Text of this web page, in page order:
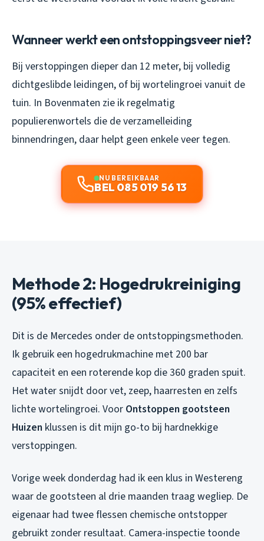
Wanneer werkt een ontstoppingsveer niet?
Bij verstoppingen dieper dan 12 meter, bij volledig
dichtgeslibde leidingen, of bij wortelingroei vanuit de
tuin. In Bovenmaten zie ik regelmatig
populierenwortels die de verzamelleiding
binnendringen, daar helpt geen enkele veer tegen.
NU BEREIKBAAR
BEL 085 019 56 13
Methode 2: Hogedrukreiniging
(95% effectief)
Dit is de Mercedes onder de ontstoppingsmethoden.
Ik gebruik een hogedrukmachine met 200 bar
capaciteit en een roterende kop die 360 graden spuit.
Het water snijdt door vet, zeep, haarresten en zelfs
lichte wortelingroei. Voor Ontstoppen gootsteen
Huizen klussen is dit mijn go-to bij hardnekkige
verstoppingen.
Vorige week donderdag had ik een klus in Westereng
waar de gootsteen al drie maanden traag wegliep. De
eigenaar had twee flessen chemische ontstopper
gebruikt zonder resultaat. Camera-inspectie toonde